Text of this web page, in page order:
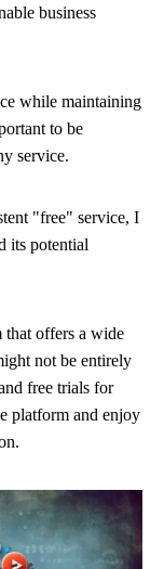
business
while maintaining
to be
service.
"free" service, I
its potential
that offers a wide
not be entirely
free trials for
platform and enjoy